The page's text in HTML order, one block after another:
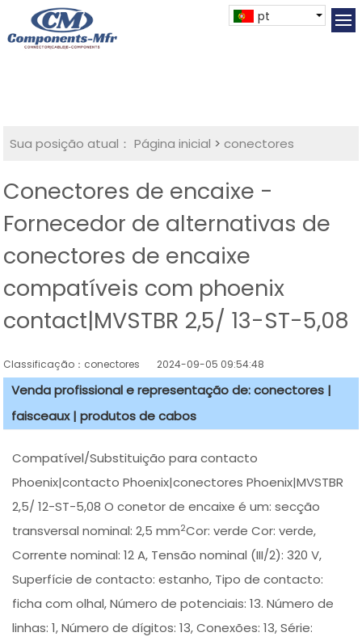
pt
Sua posição atual： Página inicial >conectores
Conectores de encaixe -
Fornecedor de alternativas de
conectores de encaixe
compatíveis com phoenix
contact|MVSTBR 2,5/ 13-ST-5,08
Classificação：conectores 2024-09-05 09:54:48
Venda profissional e representação de: conectores |
faisceaux | produtos de cabos
Compatível/Substituição para contacto
Phoenix|contacto Phoenix|conectores Phoenix|MVSTBR
2,5/ 12-ST-5,08 O conetor de encaixe é um: secção
transversal nominal: 2,5 mm2Cor: verde Cor: verde,
Corrente nominal: 12 A, Tensão nominal (III/2): 320 V,
Superfície de contacto: estanho, Tipo de contacto:
ficha com olhal, Número de potenciais: 13. Número de
linhas: 1, Número de dígitos: 13, Conexões: 13, Série: